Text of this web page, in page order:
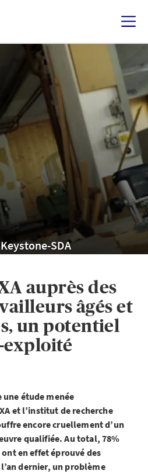
SDA
auprès des
âgés et
un potentiel
exploité
étude menée
et l’institut de recherche
encore cruellement d’un
qualifiée. Au total, 78%
en effet éprouvé des
dernier, un problème